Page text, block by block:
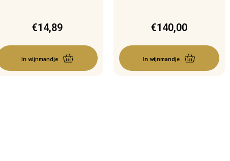
€14,89
In wijnmandje
€140,00
In wijnmandje